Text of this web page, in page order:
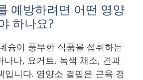
예방하려면 어떤 영양
하나요?
슘이 풍부한 식품을 섭취하는
나나, 요거트, 녹색 채소, 견과
입니다. 영양소 결핍은 근육 경